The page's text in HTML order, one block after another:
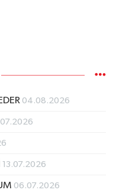
04.08.2026
13.07.2026
06.07.2026